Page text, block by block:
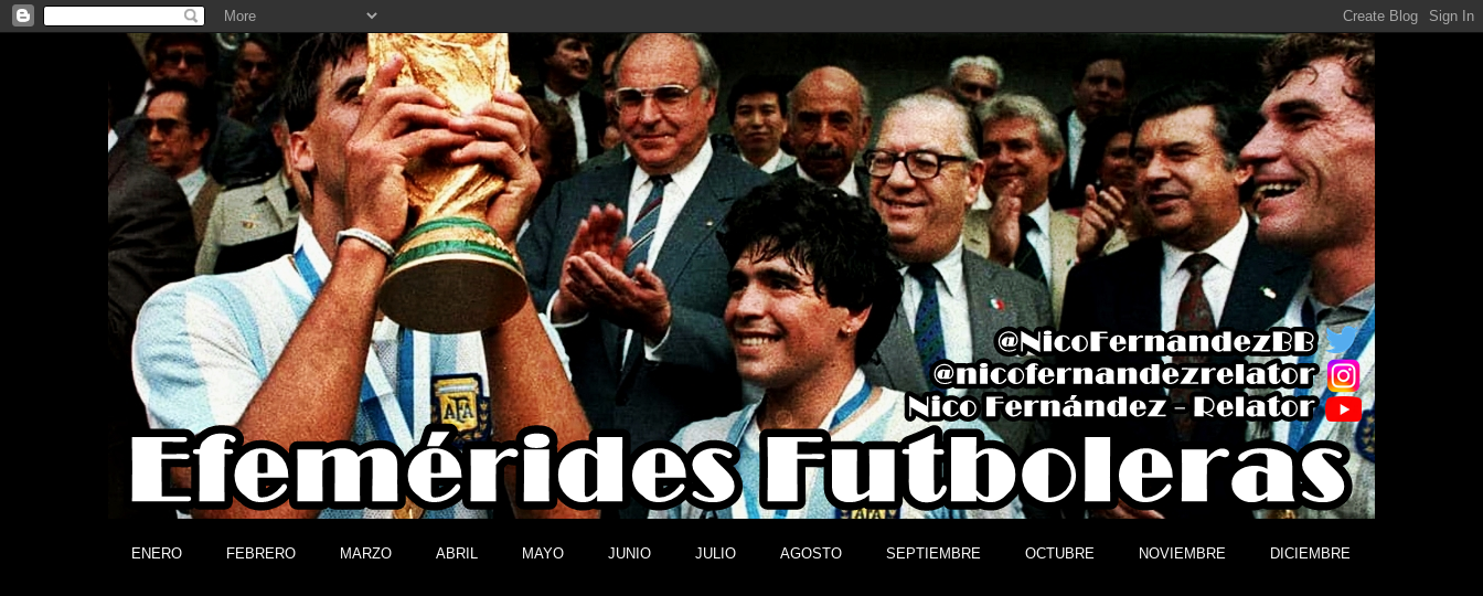
ENERO FEBRERO MARZO ABRIL MAYO JUNIO JULIO AGOSTO SEPTIEMBRE OCTUBRE NOVIEMBRE DICIEMBRE